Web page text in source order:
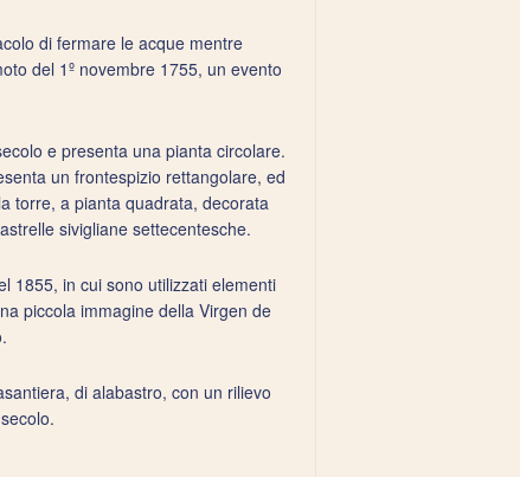
di fermare le acque mentre
del 1º novembre 1755, un evento
e presenta una pianta circolare.
un frontespizio rettangolare, ed
torre, a pianta quadrata, decorata
sivigliane settecentesche.
1855, in cui sono utilizzati elementi
piccola immagine della Virgen de
di alabastro, con un rilievo